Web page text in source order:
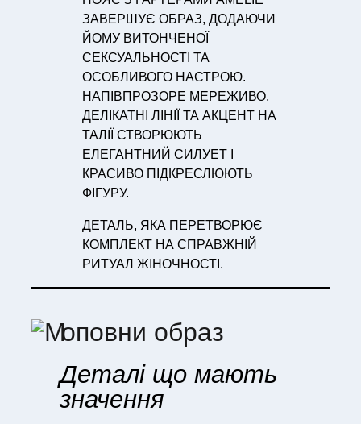
ЗАВЕРШУЄ ОБРАЗ, ДОДАЮЧИ
ЙОМУ ВИТОНЧЕНОЇ
СЕКСУАЛЬНОСТІ ТА
ОСОБЛИВОГО НАСТРОЮ.
НАПІВПРОЗОРЕ МЕРЕЖИВО,
ДЕЛІКАТНІ ЛІНІЇ ТА АКЦЕНТ НА
ТАЛІЇ СТВОРЮЮТЬ
ЕЛЕГАНТНИЙ СИЛУЕТ І
КРАСИВО ПІДКРЕСЛЮЮТЬ
ФІГУРУ.
ДЕТАЛЬ, ЯКА ПЕРЕТВОРЮЄ
КОМПЛЕКТ НА СПРАВЖНІЙ
РИТУАЛ ЖІНОЧНОСТІ.
оповни образ
Деталі що мають
значення